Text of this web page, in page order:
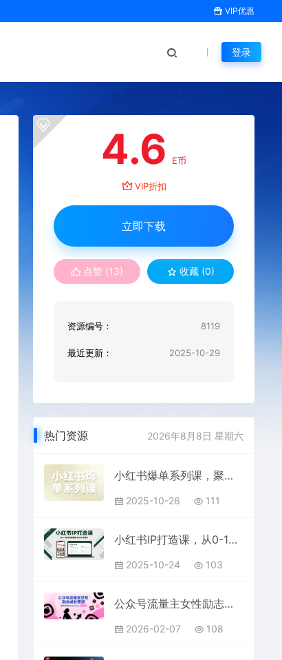
VIP优惠
登录
4.6 E币
VIP折扣
立即下载
点赞 (13) 收藏 (0)
资源编号： 8119
最近更新： 2025-10-29
热门资源 2026年8月8日 星期六
小红书爆单系列课，聚焦小红书电商全链路增长
2025-10-26 111
小红书IP打造课，从0-1陪你做能賺钱小红书博主
2025-10-24 103
公众号流量主女性励志成长赛道，爆款概率百分之70以上，单价超高
2026-02-07 108